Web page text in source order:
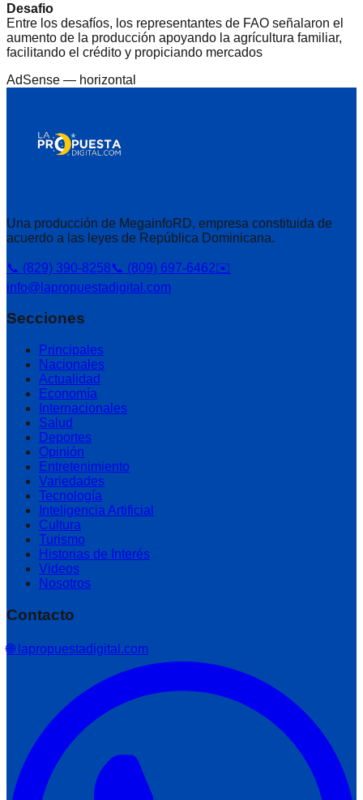
Desafio
Entre los desafíos, los representantes de FAO señalaron el
aumento de la producción apoyando la agrícultura familiar,
facilitando el crédito y propiciando mercados
AdSense — horizontal
Una producción de MegainfoRD, empresa constituida de
acuerdo a las leyes de República Dominicana.
📞 (829) 390-8258📞 (809) 697-6462✉️
info@lapropuestadigital.com
Secciones
Principales
Nacionales
Actualidad
Economía
Internacionales
Salud
Deportes
Opinión
Entretenimiento
Variedades
Tecnología
Inteligencia Artificial
Cultura
Turismo
Historias de Interés
Videos
Nosotros
Contacto
🌐 lapropuestadigital.com